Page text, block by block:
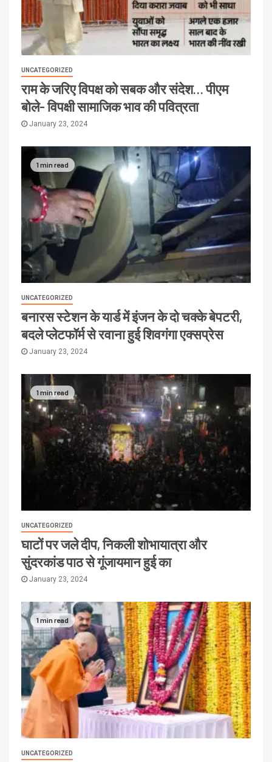
UNCATEGORIZED
राम के जरिए विपक्ष को सबक और संदेश… पीएम
बोले- विपक्षी सामाजिक भाव की पवित्रता
January 23, 2024
1 min read
UNCATEGORIZED
बनारस स्टेशन के यार्ड में इंजन के दो चक्के बेपटरी,
बदले प्लेटफॉर्म से रवाना हुई शिवगंगा एक्सप्रेस
January 23, 2024
1 min read
UNCATEGORIZED
घाटों पर जले दीप, निकली शोभायात्रा और
सुंदरकांड पाठ से गूंजायमान हुई का
January 23, 2024
1 min read
UNCATEGORIZED